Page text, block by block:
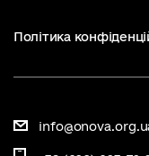
Політика